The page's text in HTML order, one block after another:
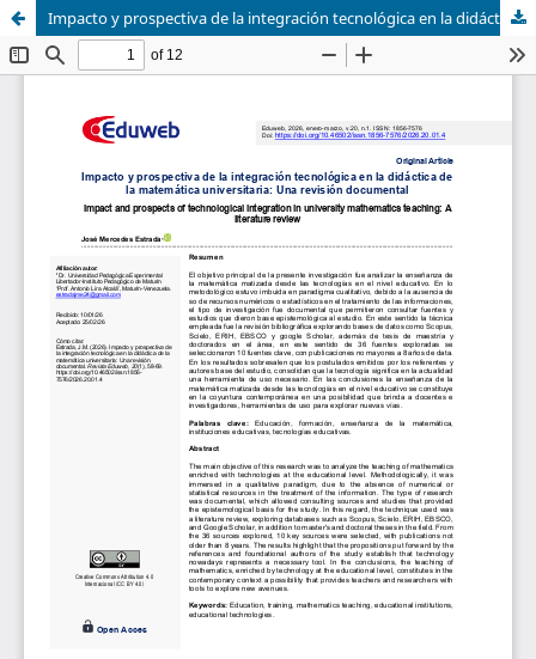
Impacto y prospectiva de la integración tecnológica en la didáctica de la matemática universitaria: Una revisión documental